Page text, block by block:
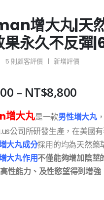
增大丸|天
果永久不反彈
5 則顧客評價 | 新增評價
– NT$8,800
大丸是一款男性增大丸
公司所研發生產，在美國有
大丸成分採用的均為天然藥
大丸作用不僅能夠增加陰莖
性能力、及性慾望得到增